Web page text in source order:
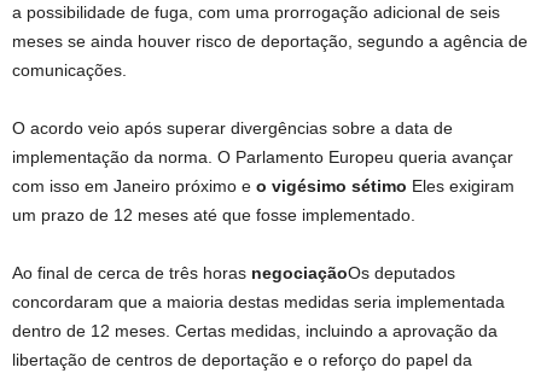
a possibilidade de fuga, com uma prorrogação adicional de seis
meses se ainda houver risco de deportação, segundo a agência de
comunicações.
O acordo veio após superar divergências sobre a data de
implementação da norma. O Parlamento Europeu queria avançar
com isso em Janeiro próximo e o vigésimo sétimo Eles exigiram
um prazo de 12 meses até que fosse implementado.
Ao final de cerca de três horas negociaçãoOs deputados
concordaram que a maioria destas medidas seria implementada
dentro de 12 meses. Certas medidas, incluindo a aprovação da
libertação de centros de deportação e o reforço do papel da